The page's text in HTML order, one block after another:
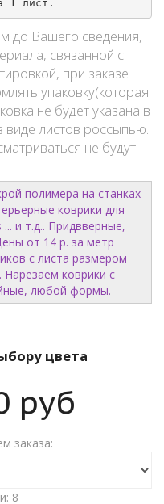
1 лист.
до Вашего сведения,
связанной с
при заказе
упаковку(которая
не будет указана в
виде листов росcыпью.
не будут.
полимера на станках
коврики для
и т.д.. Придвверные,
от 14 р. за метр
с листа размером
Нарезаем коврики с
любой формы.
цвета
руб
заказа:
8